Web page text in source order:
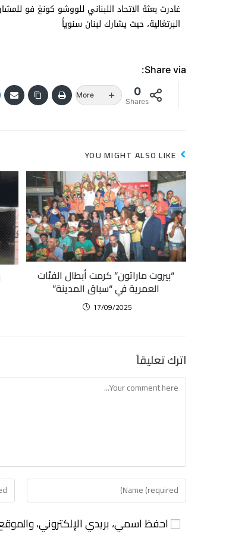
غادرت بعثة الاتحاد اللبناني للووشو كونغ فو
البرتغالية، حيث يشارك لبنان سنوياً
Share via:
0
Shares
More
YOU MIGHT ALSO LIKE
“بيروت ماراتون” كرمت أبطال الفئات
العمرية في “سباق المدينة”
17/09/2025
اترك تعليقاً
احفظ اسمي، بريدي الإلكتروني،